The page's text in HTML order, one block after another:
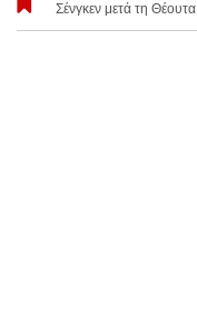
Σένγκεν μετά τη Θέουτα